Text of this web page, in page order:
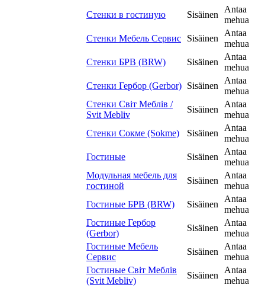
Стенки в гостиную
Sisäinen
Antaa
mehua
Стенки Мебель Сервис
Sisäinen
Antaa
mehua
Стенки БРВ (BRW)
Sisäinen
Antaa
mehua
Стенки Гербор (Gerbor) Sisäinen
Antaa
mehua
Стенки Світ Меблів /
Svit Mebliv
Sisäinen
Antaa
mehua
Стенки Сокме (Sokme)
Sisäinen
Antaa
mehua
Гостиные
Sisäinen
Antaa
mehua
Модульная мебель для
гостиной
Sisäinen
Antaa
mehua
Гостиные БРВ (BRW)
Sisäinen
Antaa
mehua
Гостиные Гербор
(Gerbor)
Sisäinen
Antaa
mehua
Гостиные Мебель
Сервис
Sisäinen
Antaa
mehua
Гостиные Світ Меблів
(Svit Mebliv)
Sisäinen
Antaa
mehua